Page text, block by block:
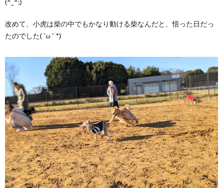
(^_^;)
改めて、小虎は柴の中でもかなり動ける柴なんだと、悟った日だっ
たのでした( ˘ω ˘ *)